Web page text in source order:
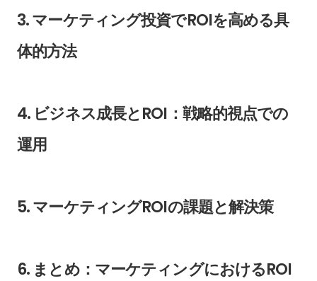
3. マーケティング投資でROIを高める具
体的方法
4. ビジネス成長とROI：戦略的視点での
運用
5. マーケティングROIの課題と解決策
6. まとめ：マーケティングにおけるROI